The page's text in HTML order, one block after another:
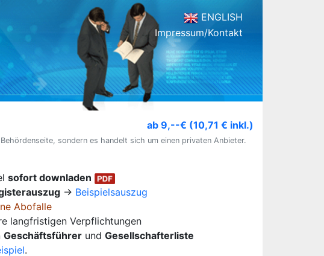
ENGLISH
Impressum/Kontakt
ab 9,--€ (10,71 € inkl.)
sondern es handelt sich um einen privaten Anbieter.
sofort downladen
→ Beispielsauszug
Abofalle
langfristigen Verpflichtungen
Geschäftsführer und Gesellschafterliste
.